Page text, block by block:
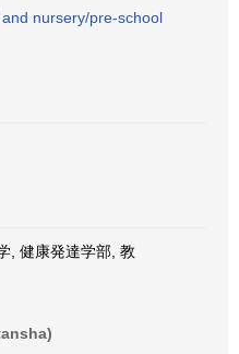
nursery/pre-school
, 健康発達学部, 教